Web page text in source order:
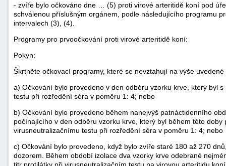
- zvíře bylo očkováno dne … (5) proti virové arteritidě koní pod
schválenou příslušným orgánem, podle následujícího programu
intervalech (3), (4).
Programy pro prvoočkování proti virové arteritidě koní:
Pokyn:
Škrtněte očkovací programy, které se nevztahují na výše uvedené
a) Očkování bylo provedeno v den odběru vzorku krve, který byl
testu při rozředění séra v poměru 1: 4; nebo
b) Očkování bylo provedeno během nanejvýš patnáctidenního
počínajícího v den odběru vzorku krve, který byl během této
virusneutralizačnímu testu při rozředění séra v poměru 1: 4; nebo
c) Očkování bylo provedeno, když bylo zvíře staré 180 až 270
dozorem. Během období izolace dva vzorky krve odebrané
titr protilátky při virusneutralizačním testu na virovou arteritidu